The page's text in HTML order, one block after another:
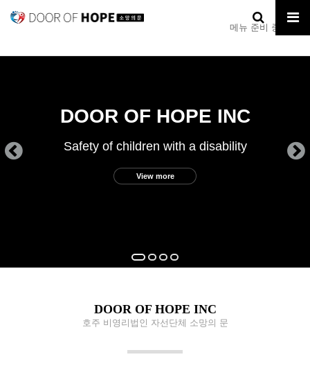
메뉴 준비 중입니다.
OF HOPE INC
of children with a disability
View more
DOOR OF HOPE INC
호주 비영리법인 자선단체 소망의 문